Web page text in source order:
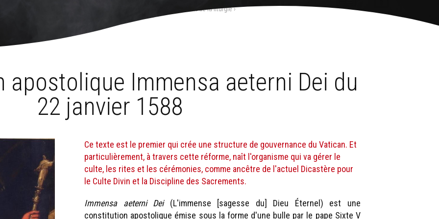
Histoire du gouvernement de la liturgie›
apostolique Immensa aeterni Dei du
22 janvier 1588
Ce texte est le premier qui crée une structure de gouvernance du Vatican. Et
particulièrement, à travers cette réforme, naît l'organisme qui va gérer le
culte, les rites et les cérémonies, comme ancêtre de l'actuel Dicastère pour
le Culte Divin et la Discipline des Sacrements.
Immensa aeterni Dei (L'immense [sagesse du] Dieu Éternel) est une
constitution apostolique émise sous la forme d'une bulle par le pape Sixte V